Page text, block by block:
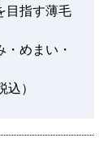
目指す薄毛
・めまい・
込）